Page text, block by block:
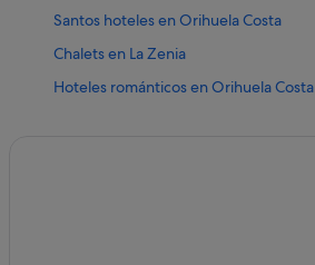
Santos hoteles en Orihuela Costa
Chalets en La Zenia
Hoteles románticos en Orihuela Costa